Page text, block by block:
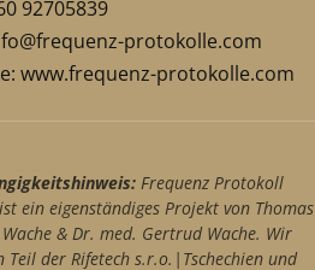
92705839
protokolle.com
www.frequenz-protokolle.com
Frequenz Protokoll
ein eigenständiges Projekt von Thomas
& Dr. med. Gertrud Wache. Wir
Teil der Rifetech s.r.o.|Tschechien und